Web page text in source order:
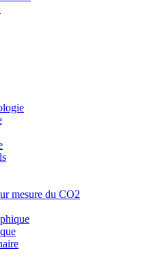
mesure du CO2